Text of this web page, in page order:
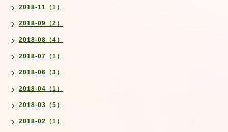
2018-11（1）
2018-09（2）
2018-08（4）
2018-07（1）
2018-06（3）
2018-04（1）
2018-03（5）
2018-02（1）